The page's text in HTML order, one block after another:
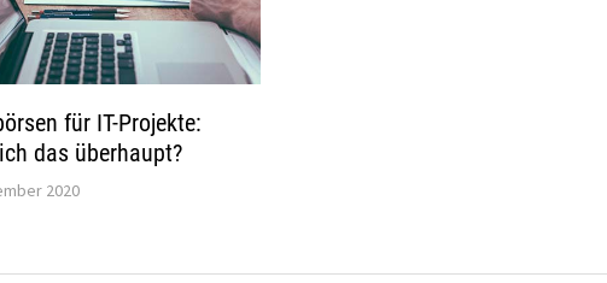
für IT-Projekte:
das überhaupt?
2020